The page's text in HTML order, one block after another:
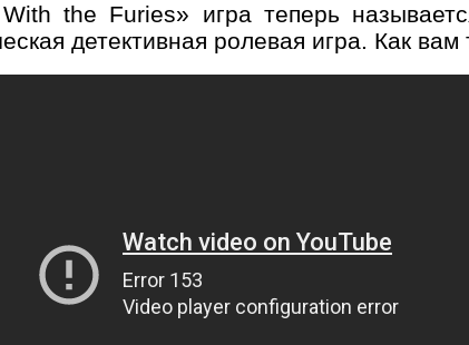
the Furies» игра теперь
детективная ролевая игра. Как вам